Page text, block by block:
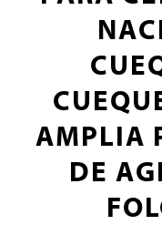
AMPLIA
DE